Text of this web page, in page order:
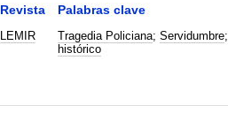
Revista Palabras clave
LEMIR Tragedia Policiana; Servidumbre;
histórico